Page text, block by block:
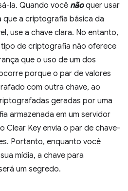
la. Quando você nãoquer usar
que a criptografia básica da
use a chave clara. No entanto,
de criptografia não oferece
que o uso de um dos
porque o par de valores
com outra chave, ao
geradas por uma
armazenada em um servidor
Clear Key envia o par de chave-
Portanto, enquanto você
mídia, a chave para
um segredo.